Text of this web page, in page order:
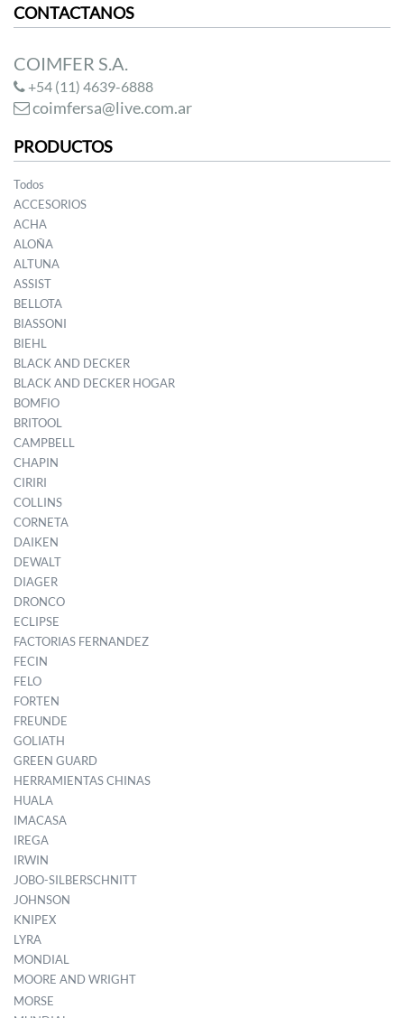
CONTACTANOS
COIMFER S.A.
+54 (11) 4639-6888
coimfersa@live.com.ar
PRODUCTOS
Todos
ACCESORIOS
ACHA
ALOÑA
ALTUNA
ASSIST
BELLOTA
BIASSONI
BIEHL
BLACK AND DECKER
BLACK AND DECKER HOGAR
BOMFIO
BRITOOL
CAMPBELL
CHAPIN
CIRIRI
COLLINS
CORNETA
DAIKEN
DEWALT
DIAGER
DRONCO
ECLIPSE
FACTORIAS FERNANDEZ
FECIN
FELO
FORTEN
FREUNDE
GOLIATH
GREEN GUARD
HERRAMIENTAS CHINAS
HUALA
IMACASA
IREGA
IRWIN
JOBO-SILBERSCHNITT
JOHNSON
KNIPEX
LYRA
MONDIAL
MOORE AND WRIGHT
MORSE